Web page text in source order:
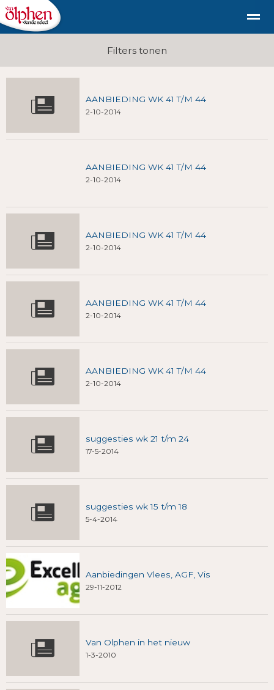
duurzaam diervriendelijk vlees uit de
Shop Nieuws Bellen E-mail
Filters tonen
AANBIEDING WK 41 T/M 44
2-10-2014
AANBIEDING WK 41 T/M 44
2-10-2014
AANBIEDING WK 41 T/M 44
2-10-2014
AANBIEDING WK 41 T/M 44
2-10-2014
AANBIEDING WK 41 T/M 44
2-10-2014
suggesties wk 21 t/m 24
17-5-2014
suggesties wk 15 t/m 18
5-4-2014
Aanbiedingen Vlees, AGF, Vis
29-11-2012
Van Olphen in het nieuw
1-3-2010